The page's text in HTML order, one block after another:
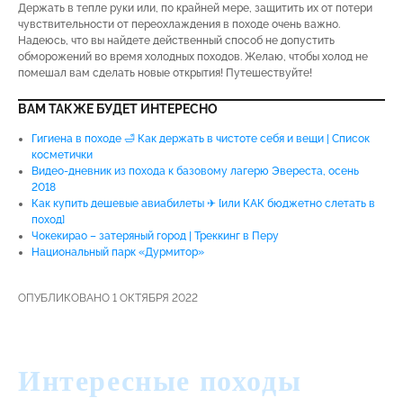
Держать в тепле руки или, по крайней мере, защитить их от потери
чувствительности от переохлаждения в походе очень важно.
Надеюсь, что вы найдете действенный способ не допустить
обморожений во время холодных походов. Желаю, чтобы холод не
помешал вам сделать новые открытия! Путешествуйте!
ВАМ ТАКЖЕ БУДЕТ ИНТЕРЕСНО
Гигиена в походе 🛁 Как держать в чистоте себя и вещи | Список
косметички
Видео-дневник из похода к базовому лагерю Эвереста, осень
2018
Как купить дешевые авиабилеты ✈ [или КАК бюджетно слетать в
поход]
Чокекирао – затеряный город | Треккинг в Перу
Национальный парк «Дурмитор»
ОПУБЛИКОВАНО 1 ОКТЯБРЯ 2022
Интересные походы